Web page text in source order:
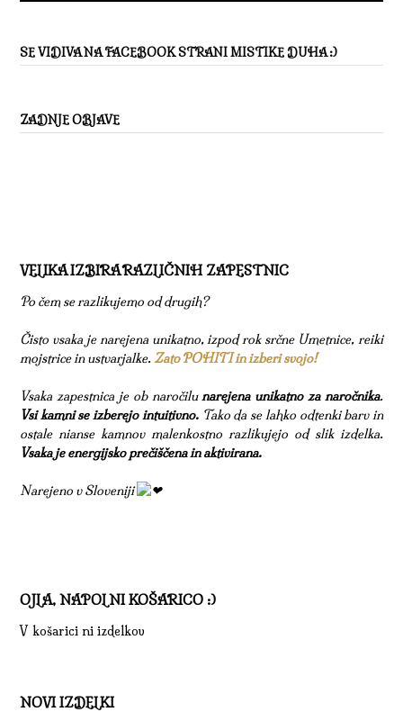
SE VIDIVA NA FACEBOOK STRANI MISTIKE DUHA :)
ZADNJE OBJAVE
VELIKA IZBIRA RAZLIČNIH ZAPESTNIC
Po čem se razlikujemo od drugih?
Čisto vsaka je narejena unikatno, izpod rok srčne Umetnice, reiki
mojstrice in ustvarjalke.Zato POHITI in izberi svojo!
Vsaka zapestnica je ob naročilunarejena unikatno za naročnika.
Vsi kamni se izberejo intuitivno.Tako da se lahko odtenki barv in
ostale nianse kamnov malenkostno razlikujejo od slik izdelka.
Vsaka je energijsko prečiščena in aktivirana.
Narejeno v Sloveniji
OJLA, NAPOLNI KOŠARICO :)
V košarici ni izdelkov
NOVI IZDELKI